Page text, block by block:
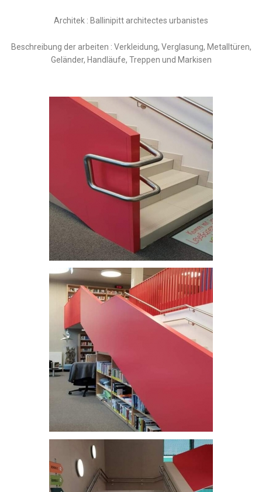
Architek : Ballinipitt architectes urbanistes
Beschreibung der arbeiten : Verkleidung, Verglasung, Metalltüren,
Geländer, Handläufe, Treppen und Markisen
Mains-courantes inox
Double main-courante